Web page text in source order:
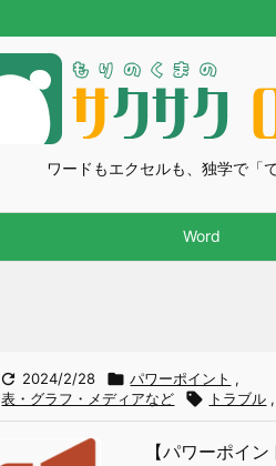
ワードもエクセルも、独学で「
Word
 2024/2/28  パワーポイント ,
表・グラフ・メディアなど
 トラブル ,
【パワーポイ